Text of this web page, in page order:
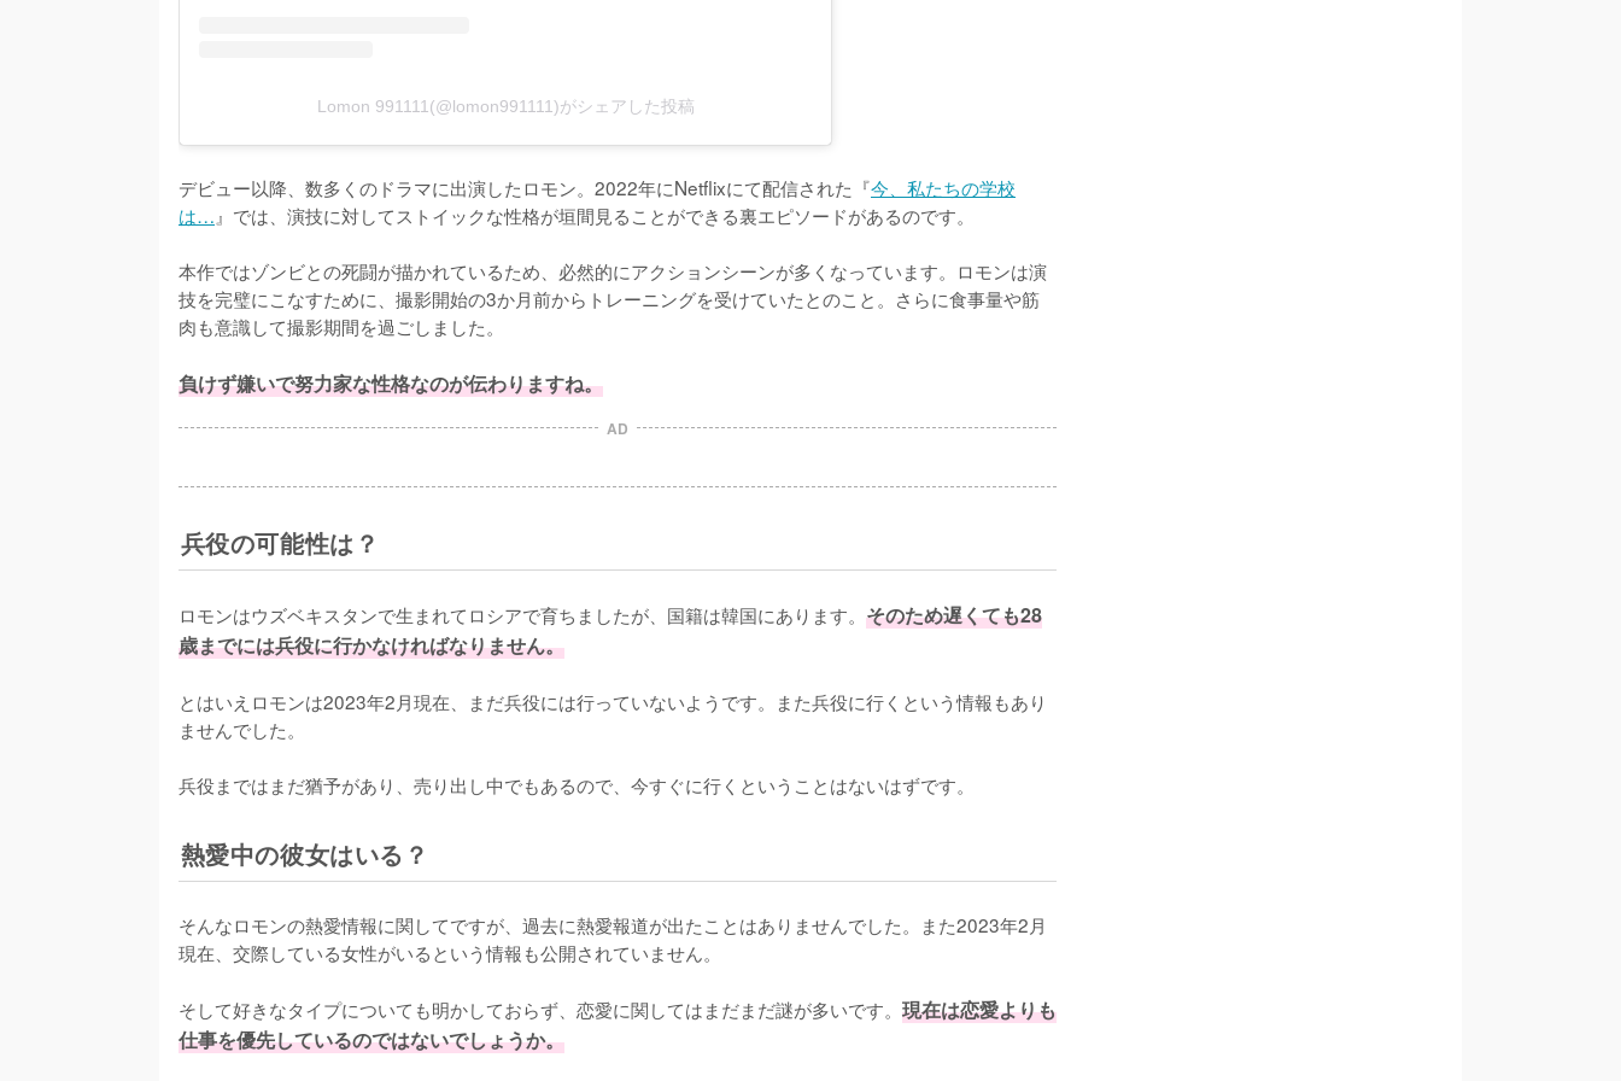
Lomon 991111(@lomon991111)がシェアした投稿
デビュー以降、数多くのドラマに出演したロモン。2022年にNetflixにて配信された『今、私たちの学校
は… 』では、演技に対してストイックな性格が垣間見ることができる裏エピソードがあるのです。
本作ではゾンビとの死闘が描かれているため、必然的にアクションシーンが多くなっています。ロモンは演
技を完璧にこなすために、撮影開始の3か月前からトレーニングを受けていたとのこと。さらに食事量や筋
肉も意識して撮影期間を過ごしました。
負けず嫌いで努力家な性格なのが伝わりますね。
AD
兵役の可能性は？
ロモンはウズベキスタンで生まれてロシアで育ちましたが、国籍は韓国にあります。 そのため遅くても28
歳までには兵役に行かなければなりません。
とはいえロモンは2023年2月現在、まだ兵役には行っていないようです。また兵役に行くという情報もあり
ませんでした。
兵役まではまだ猶予があり、売り出し中でもあるので、今すぐに行くということはないはずです。
熱愛中の彼女はいる？
そんなロモンの熱愛情報に関してですが、過去に熱愛報道が出たことはありませんでした。また2023年2月
現在、交際している女性がいるという情報も公開されていません。
そして好きなタイプについても明かしておらず、恋愛に関してはまだまだ謎が多いです。 現在は恋愛よりも
仕事を優先しているのではないでしょうか。